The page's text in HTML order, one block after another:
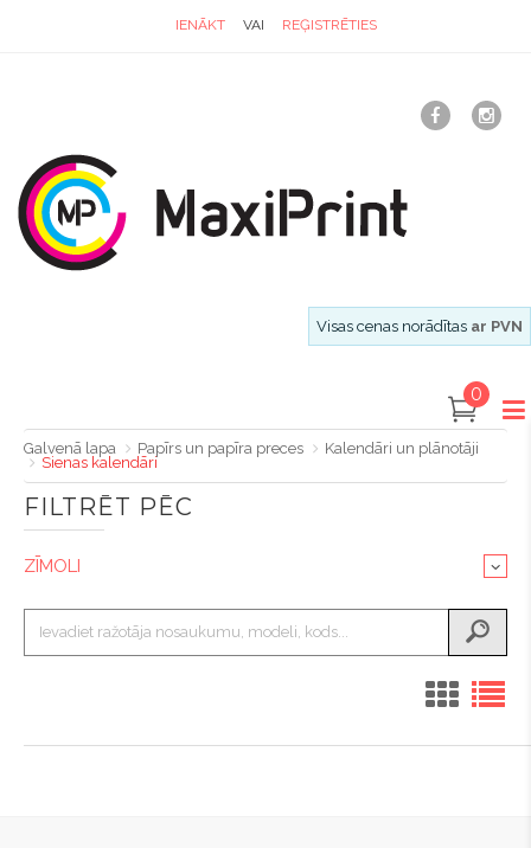
IENĀKT VAI REĢISTRĒTIES
Visas cenas norādītas ar PVN
0
Galvenā lapa Papīrs un papīra preces
Kalendāri un plānotāji
Sienas kalendāri
FILTRĒT PĒC
ZĪMOLI